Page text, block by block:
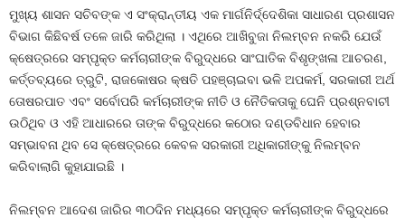
ମୁଖ୍ୟ ଶାସନ ସଚିବଙ୍କ ଏ ସଂକ୍ରାନ୍ତୀୟ ଏକ ମାର୍ଗନିର୍ଦ୍ଦେଶିକା ସାଧାରଣ ପ୍ରଶାସନ
ବିଭାଗ କିଛିବର୍ଷ ତଳେ ଜାରି କରିଥିଲା । ଏଥିରେ ଆଖିବୁଜା ନିଲମ୍ବନ ନକରି ଯେଉଁ
କ୍ଷେତ୍ରରେ ସମ୍ପୃକ୍ତ କର୍ମଚାରୀଙ୍କ ବିରୁଦ୍ଧରେ ସାଂଘାତିକ ବିଶୃଙ୍ଖଳା ଆଚରଣ,
କର୍ତ୍ତବ୍ୟରେ ତ୍ରୁଟି, ରାଜକୋଷର କ୍ଷତି ପହଞ୍ଚାଇବା ଭଳି ଅପକର୍ମ, ସରକାରୀ ଅର୍ଥ
ତୋଷରପାତ ଏବଂ ସର୍ବୋପରି କର୍ମଚାରୀଙ୍କ ନୀତି ଓ ନୈତିକତାକୁ ଘେନି ପ୍ରଶ୍ନବାଚୀ
ଉଠିଥିବ ଓ ଏହି ଆଧାରରେ ତାଙ୍କ ବିରୁଦ୍ଧରେ କଠୋର ଦଣ୍ଡବିଧାନ ହେବାର
ସମ୍ଭାବନା ଥିବ ସେ କ୍ଷେତ୍ରରେ କେବଳ ସରକାରୀ ଅଧିକାରୀଙ୍କୁ ନିଲମ୍ବନ
କରିବାଲାଗି କୁହାଯାଇଛି ।
ନିଲମ୍ବନ ଆଦେଶ ଜାରିର ୩୦ଦିନ ମଧ୍ୟରେ ସମ୍ପୃକ୍ତ କର୍ମଚାରୀଙ୍କ ବିରୁଦ୍ଧରେ